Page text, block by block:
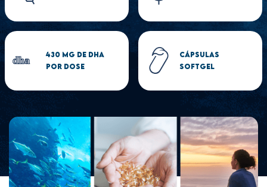
entregas seguirão o preço vigente no site na data de cada
cobrança, respeitando os descontos disponíveis no momento.
**Ganhe 1 ponto por R$1 sendo iniciante e 1.5 pontos por R$1
sendo assinante.
430 MG DE DHA
POR DOSE
CÁPSULAS
SOFTGEL